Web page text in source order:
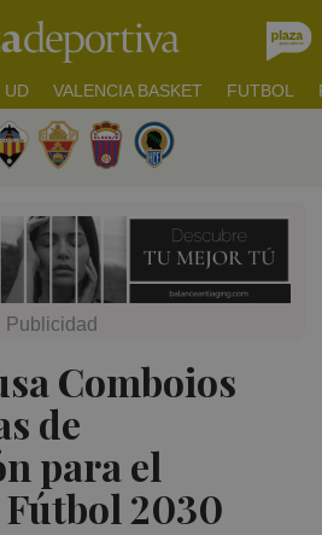
UD VALENCIA BASKET FUTBOL
Comboios
de
para el
2030